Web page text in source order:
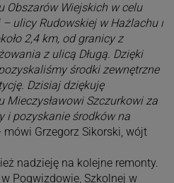
Obszarów Wiejskich w celu
ulicy Rudowskiej w Hażlachu i
2,4 km, od granicy z
z ulicą Długą. Dzięki
środki zewnętrzne
Dzisiaj dziękuję
Mieczysławowi Szczurkowi za
i pozyskanie środków na
Grzegorz Sikorski, wójt
nadzieję na kolejne remonty.
Pogwizdowie, Szkolnej w